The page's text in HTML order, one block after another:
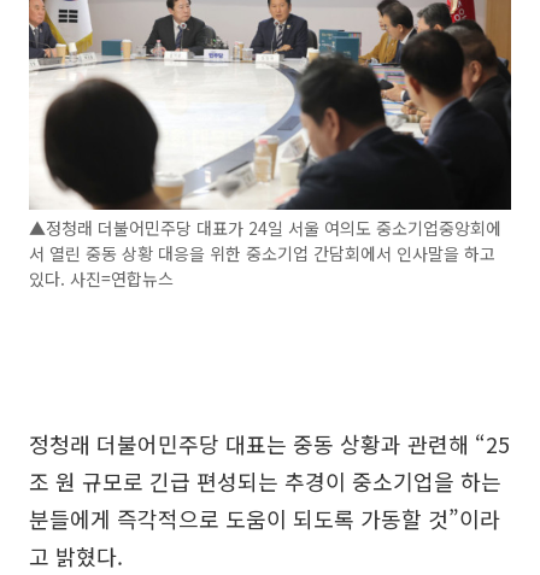
▲정청래 더불어민주당 대표가 24일 서울 여의도 중소기업중앙회에
서 열린 중동 상황 대응을 위한 중소기업 간담회에서 인사말을 하고
있다. 사진=연합뉴스
정청래 더불어민주당 대표는 중동 상황과 관련해 “25
조 원 규모로 긴급 편성되는 추경이 중소기업을 하는
분들에게 즉각적으로 도움이 되도록 가동할 것”이라
고 밝혔다.